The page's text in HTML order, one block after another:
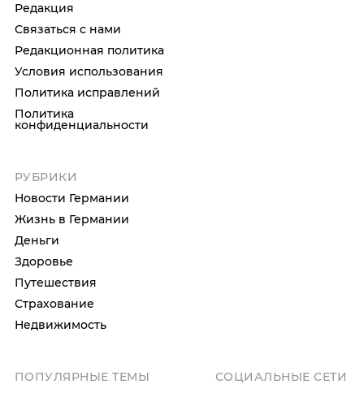
Редакция
Связаться с нами
Редакционная политика
Условия использования
Политика исправлений
Политика
конфиденциальности
РУБРИКИ
Новости Германии
Жизнь в Германии
Деньги
Здоровье
Путешествия
Страхование
Недвижимость
ПОПУЛЯРНЫЕ ТЕМЫ
СОЦИАЛЬНЫЕ СЕТИ